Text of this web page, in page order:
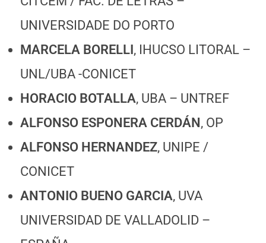
UNIVERSIDADE DO PORTO
MARCELA BORELLI, IHUCSO LITORAL –
UNL/UBA -CONICET
HORACIO BOTALLA, UBA – UNTREF
ALFONSO ESPONERA CERDÁN, OP
ALFONSO HERNANDEZ, UNIPE /
CONICET
ANTONIO BUENO GARCIA, UVA
UNIVERSIDAD DE VALLADOLID –